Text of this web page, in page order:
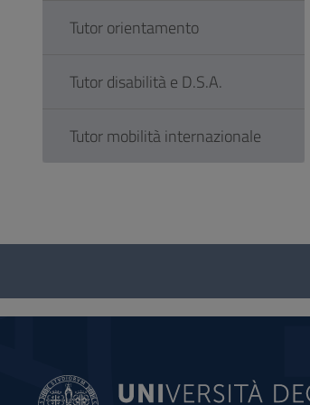
Tutor orientamento
Tutor disabilità e D.S.A.
Tutor mobilità internazionale
Questionario
social